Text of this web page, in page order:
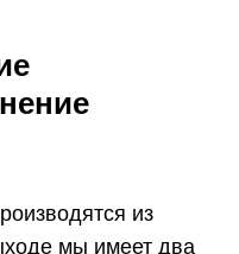
из
мы имеет два